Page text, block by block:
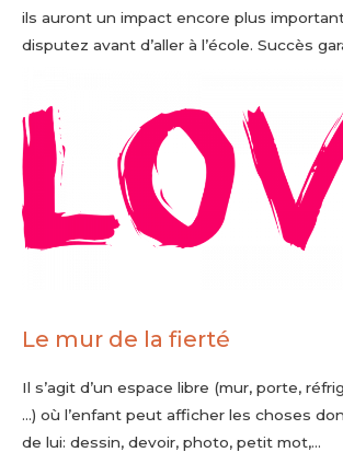
ils auront un impact encore plus
disputez avant d’aller à l’école. Succès
Le mur de la fierté
Il s’agit d’un espace libre (mur, porte,
…) où l’enfant peut afficher les choses
de lui: dessin, devoir, photo, petit mot,…